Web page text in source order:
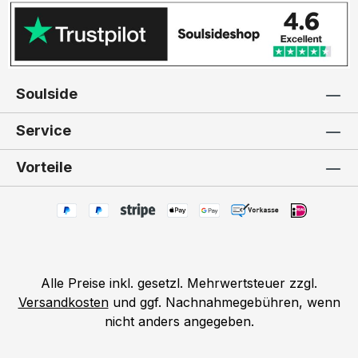
Soulside
Service
Vorteile
Alle Preise inkl. gesetzl. Mehrwertsteuer zzgl.
Versandkostenund ggf. Nachnahmegebühren, wenn
nicht anders angegeben.